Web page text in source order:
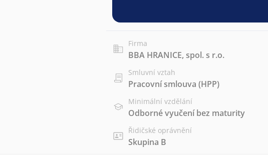
Firma
BBA HRANICE, spol. s r.o.
Smluvní vztah
Pracovní smlouva (HPP)
Minimální vzdělání
Odborné vyučení bez maturity
Řidičské oprávnění
Skupina B